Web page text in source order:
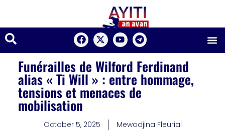
Funérailles de Wilford Ferdinand
alias « Ti Will » : entre hommage,
tensions et menaces de
mobilisation
October 5, 2025 Mewodjina Fleurial